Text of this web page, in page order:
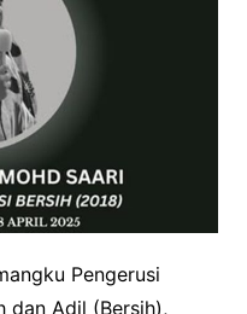
Pengerusi
dan Adil (Bersih),